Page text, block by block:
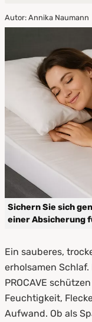
1. Warum ein
2.
Die
Jetzt
Autor: Annika Naumann
Sichern Sie sich
einer Absicherung
Ein sauberes,
erholsamen Schlaf.
PROCAVE
Feuchtigkeit,
Aufwand. Ob als